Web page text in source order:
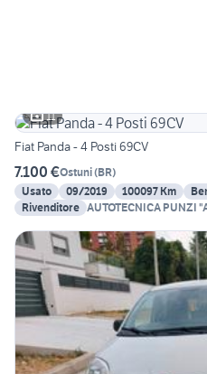
11
Fiat Panda - 4 Posti 69CV
7.100 €Ostuni(BR)
Usato
09/2019 100097 Km
Rivenditore AUTOTECNICA PUNZI